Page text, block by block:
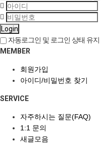
Login
자동로그인 및 로그인 상태 유지
MEMBER
회원가입
아이디/비밀번호 찾기
SERVICE
자주하시는 질문(FAQ)
1:1 문의
새글모음